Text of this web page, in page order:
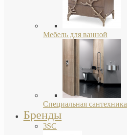
Мебель для ванной
Специальная сантехника
Бренды
3SC